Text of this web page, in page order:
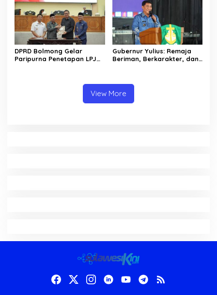
DPRD Bolmong Gelar
Paripurna Penetapan LPJ
Gubernur Yulius: Remaja
Beriman, Berkarakter, dan
View More